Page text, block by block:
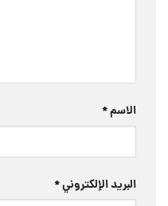
الاسم*
البريد الإلكتروني*